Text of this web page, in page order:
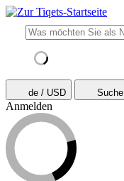
de / USD Suche
Anmelden